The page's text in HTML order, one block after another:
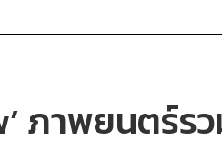
ภาพยนตร์ร